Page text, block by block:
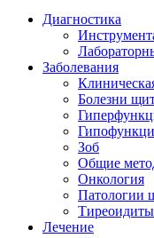
Диагностика
Заболевания
Болезни
Зоб
Общие
Онкология
Патологии
Тиреоидиты
Лечение